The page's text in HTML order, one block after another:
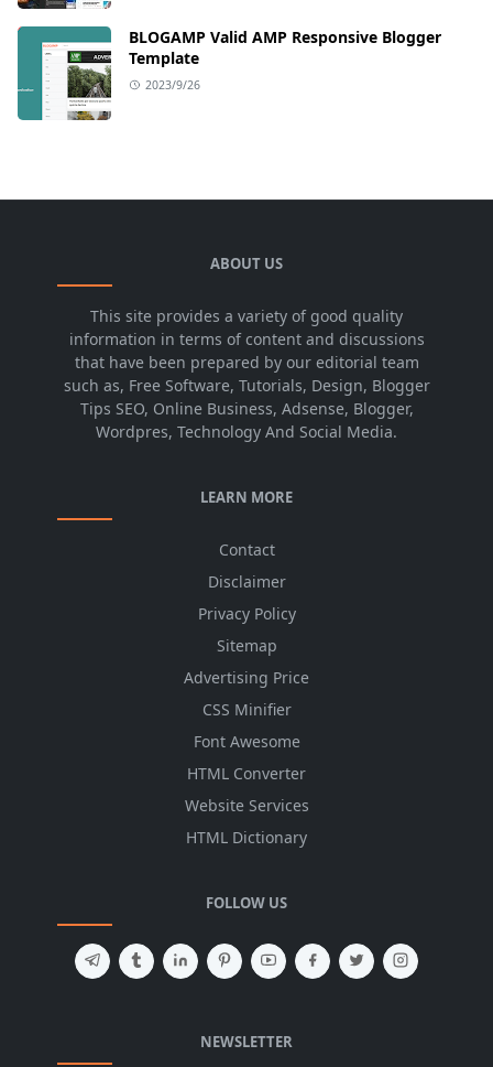
BLOGAMP Valid AMP Responsive Blogger
Template
2023/9/26
ABOUT US
This site provides a variety of good quality
information in terms of content and discussions
that have been prepared by our editorial team
such as, Free Software, Tutorials, Design, Blogger
Tips SEO, Online Business, Adsense, Blogger,
Wordpres, Technology And Social Media.
LEARN MORE
Contact
Disclaimer
Privacy Policy
Sitemap
Advertising Price
CSS Minifier
Font Awesome
HTML Converter
Website Services
HTML Dictionary
FOLLOW US
NEWSLETTER